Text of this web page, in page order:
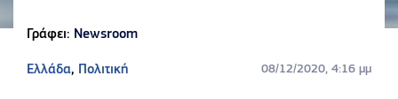
Γράφει: Newsroom
Ελλάδα, Πολιτική 08/12/2020, 4:16 μμ